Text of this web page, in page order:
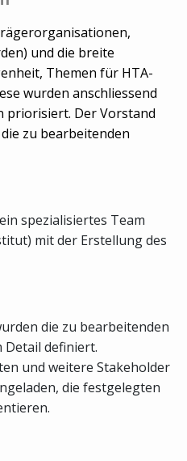
und die breite
Themen für HTA-
wurden anschliessend
priorisiert. Der Vorstand
zu bearbeitenden
spezialisiertes Team
mit der Erstellung des
die zu bearbeitenden
Detail definiert.
und weitere Stakeholder
die festgelegten